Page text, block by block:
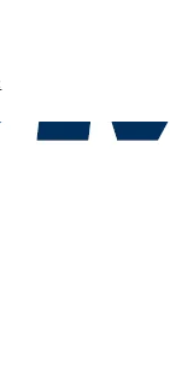
einer